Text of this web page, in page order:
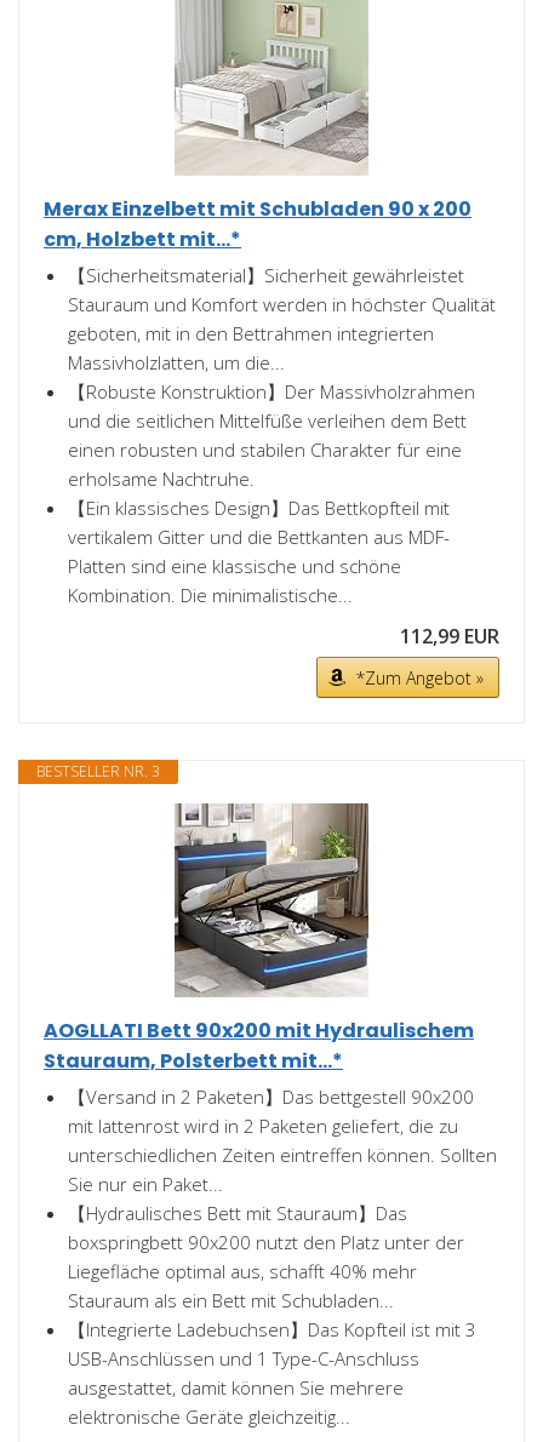
Merax Einzelbett mit Schubladen 90 x 200
cm, Holzbett mit...*
【Sicherheitsmaterial】Sicherheit gewährleistet
Stauraum und Komfort werden in höchster Qualität
geboten, mit in den Bettrahmen integrierten
Massivholzlatten, um die...
【Robuste Konstruktion】Der Massivholzrahmen
und die seitlichen Mittelfüße verleihen dem Bett
einen robusten und stabilen Charakter für eine
erholsame Nachtruhe.
【Ein klassisches Design】Das Bettkopfteil mit
vertikalem Gitter und die Bettkanten aus MDF-
Platten sind eine klassische und schöne
Kombination. Die minimalistische...
112,99 EUR
*Zum Angebot »
BESTSELLER NR. 3
AOGLLATI Bett 90x200 mit Hydraulischem
Stauraum, Polsterbett mit...*
【Versand in 2 Paketen】Das bettgestell 90x200
mit lattenrost wird in 2 Paketen geliefert, die zu
unterschiedlichen Zeiten eintreffen können. Sollten
Sie nur ein Paket...
【Hydraulisches Bett mit Stauraum】Das
boxspringbett 90x200 nutzt den Platz unter der
Liegefläche optimal aus, schafft 40% mehr
Stauraum als ein Bett mit Schubladen...
【Integrierte Ladebuchsen】Das Kopfteil ist mit 3
USB-Anschlüssen und 1 Type-C-Anschluss
ausgestattet, damit können Sie mehrere
elektronische Geräte gleichzeitig...